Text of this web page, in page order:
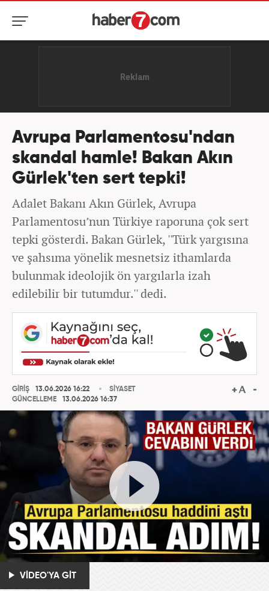
Avrupa Parlamentosu'ndan
skandal hamle! Bakan Akın
Gürlek'ten sert tepki!
Adalet Bakanı Akın Gürlek, Avrupa
Parlamentosu’nun Türkiye raporuna çok sert
tepki gösterdi. Bakan Gürlek, ''Türk yargısına
ve şahsıma yönelik mesnetsiz ithamlarda
bulunmak ideolojik ön yargılarla izah
edilebilir bir tutumdur.'' dedi.
GİRİŞ
13.06.2026 16:22
GÜNCELLEME
13.06.2026 16:37
SİYASET
VİDEO'YA GİT